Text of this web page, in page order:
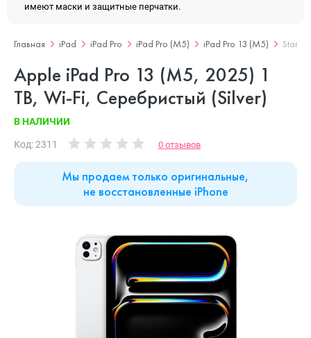
имеют маски и защитные перчатки.
Главная iPad iPad Pro iPad Pro (M5) iPad Pro 13 (M5)
Apple iPad Pro 13 (M5, 2025) 1
TB, Wi-Fi, Серебристый (Silver)
В НАЛИЧИИ
Код: 2311 0 отзывов
Мы продаем только оригинальные,
не восстановленные iPhone